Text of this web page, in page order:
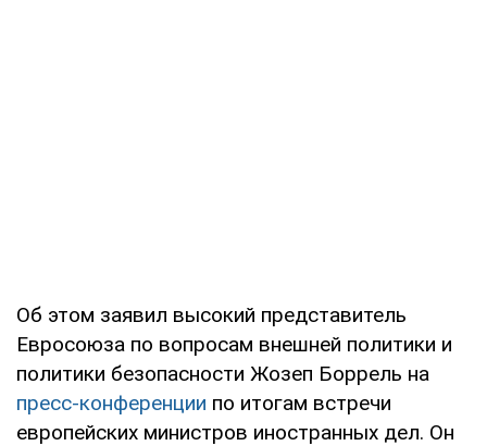
Об этом заявил высокий представитель
Евросоюза по вопросам внешней политики и
политики безопасности Жозеп Боррель на
пресс-конференции по итогам встречи
европейских министров иностранных дел. Он